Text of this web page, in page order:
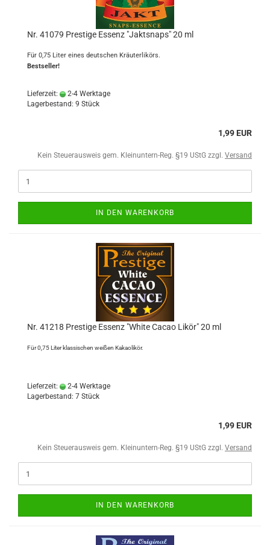
Nr. 41079 Prestige Essenz "Jaktsnaps" 20 ml
Für 0,75 Liter eines deutschen Kräuterlikörs.
Bestseller!
Lieferzeit:
2-4 Werktage
Lagerbestand: 9 Stück
1,99 EUR
Kein Steuerausweis gem. Kleinuntern-Reg. §19 UStG zzgl. Versand
IN DEN WARENKORB
Nr. 41218 Prestige Essenz "White Cacao Likör" 20 ml
Für 0,75 Liter klassischen weißen Kakaolikör.
Lieferzeit:
2-4 Werktage
Lagerbestand: 7 Stück
1,99 EUR
Kein Steuerausweis gem. Kleinuntern-Reg. §19 UStG zzgl. Versand
IN DEN WARENKORB